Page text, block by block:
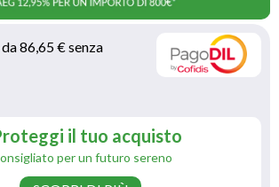
86,65 € senza
il tuo acquisto
per un futuro sereno